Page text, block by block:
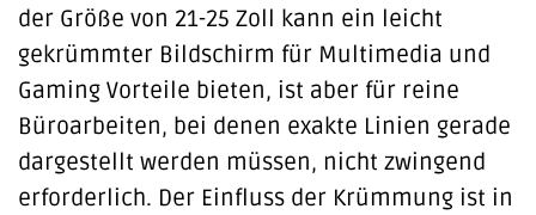
der Größe von 21-25 Zoll kann ein leicht
gekrümmter Bildschirm für Multimedia und
Gaming Vorteile bieten, ist aber für reine
Büroarbeiten, bei denen exakte Linien gerade
dargestellt werden müssen, nicht zwingend
erforderlich. Der Einfluss der Krümmung ist in